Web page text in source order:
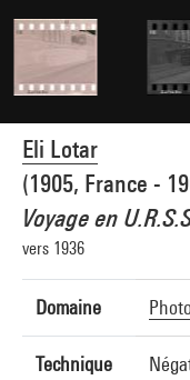
Eli Lotar
(1905, France -
Voyage en
vers 1936
Domaine
Technique
Réf. image : 4G28042
Diffusion image :